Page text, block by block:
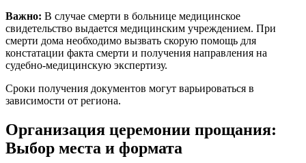
Важно: В случае смерти в больнице медицинское
свидетельство выдается медицинским учреждением. При
смерти дома необходимо вызвать скорую помощь для
констатации факта смерти и получения направления на
судебно-медицинскую экспертизу.
Сроки получения документов могут варьироваться в
зависимости от региона.
Организация церемонии прощания:
Выбор места и формата